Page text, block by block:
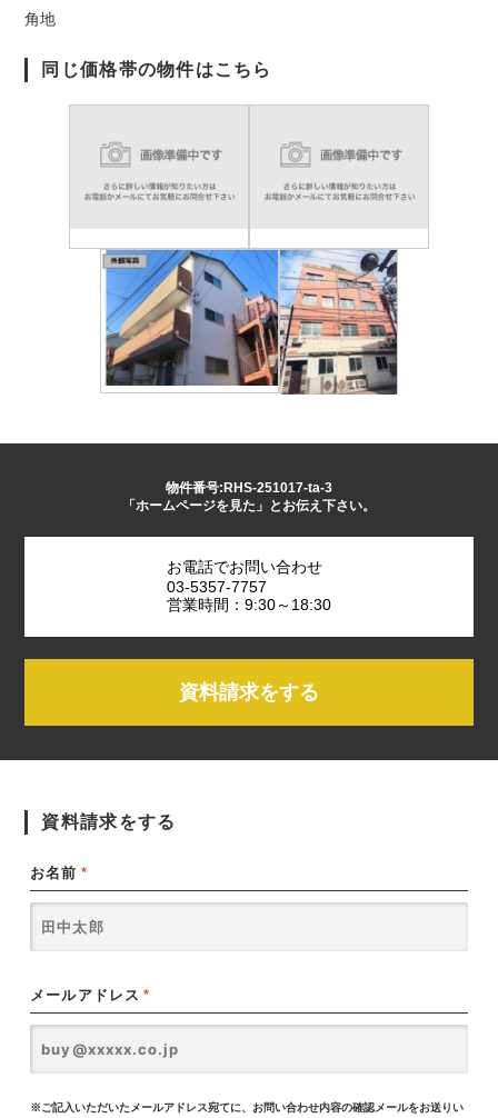
角地
同じ価格帯の物件はこちら
物件番号:RHS-251017-ta-3
「ホームページを見た」とお伝え下さい。
お電話でお問い合わせ
03-5357-7757
営業時間：9:30～18:30
資料請求をする
資料請求をする
お名前 *
メールアドレス *
※ご記入いただいたメールアドレス宛てに、お問い合わせ内容の確認メールをお送りい